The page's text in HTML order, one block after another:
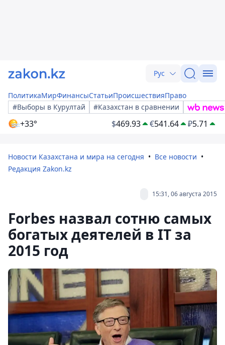
Рус
ПолитикаМирФинансыСтатьиПроисшествияПраво
#Выборы в Курултай
#Казахстан в сравнении
+33° $469.93 €541.64 ₽5.71
Новости Казахстана и мира на сегодня
Все новости
Редакция Zakon.kz
15:31, 06 августа 2015
Forbes назвал сотню самых
богатых деятелей в IT за
2015 год